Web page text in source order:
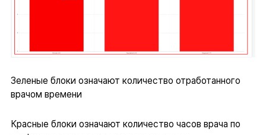
Зеленые блоки означают количество отработанного
врачом времени
Красные блоки означают количество часов врача по